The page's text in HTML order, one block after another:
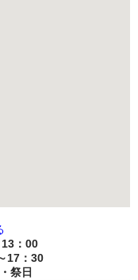
：00
：30
祭日